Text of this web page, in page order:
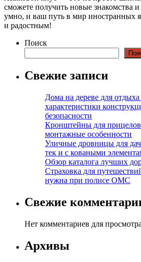
сможете получить новые знакомства
умно, и ваш путь в мир иностранных
и радостным!
Поиск
Свежие записи
Дома на дереве для
характеристики
безопасности
Кронштейны для
монтажные особенности
Уличные дровницы для
тек и с коваными
Обзор каталога лучших
Страховка для
нужна при полисе ОМС
Свежие
Нет комментариев для
Архивы